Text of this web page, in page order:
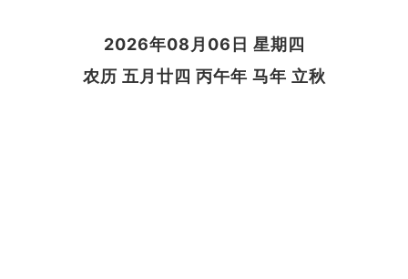
2026年08月06日 星期四
农历 五月廿四 丙午年 马年 立秋